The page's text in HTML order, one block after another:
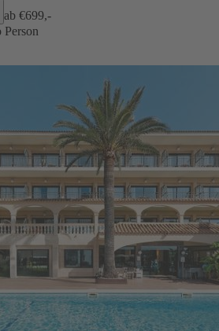
ab €699,-
Person